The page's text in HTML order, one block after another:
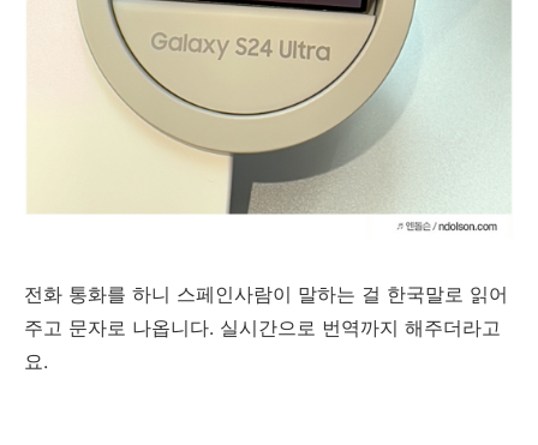
전화 통화를 하니 스페인사람이 말하는 걸 한국말로 읽어
주고 문자로 나옵니다. 실시간으로 번역까지 해주더라고
요.